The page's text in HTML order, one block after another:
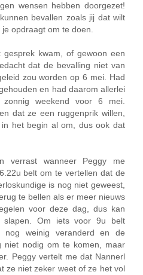
wensen hebben doorgezet!
bevallen zoals jij dat wilt
opdraagt om te doen.
kwam, of gewoon een
dat de bevalling niet van
zou worden op 6 mei. Had
en had daarom allerlei
weekend voor 6 mei.
dat ze een ruggenprik willen,
het begin al om, dus ook dat
verrast wanneer Peggy me
belt om te vertellen dat de
is nog niet geweest,
te bellen als er meer nieuws
voor deze dag, dus kan
slapen. Om iets voor 9u belt
nog weinig veranderd en de
niet nodig om te komen, maar
Peggy vertelt me dat Nannerl
ze niet zeker weet of ze het vol